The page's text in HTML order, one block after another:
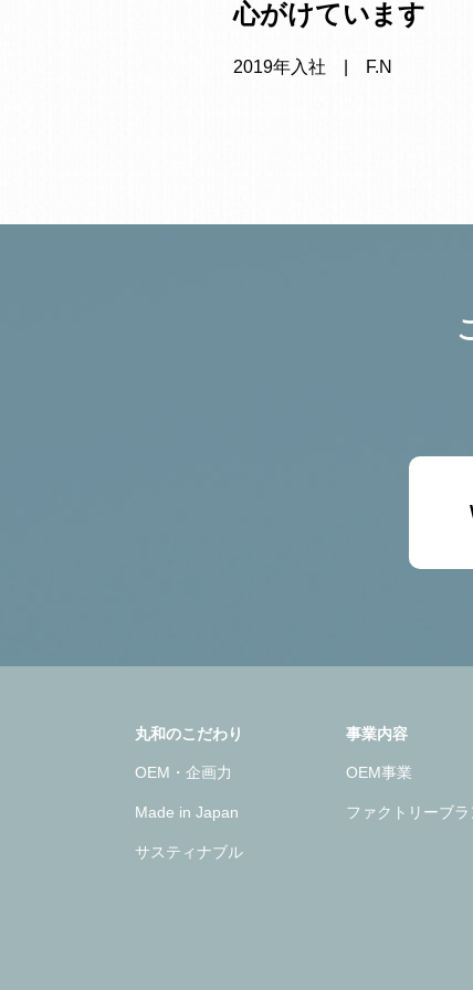
心がけています
2019年入社 | F.N
丸和のこだわり
OEM・企画力
Made in Japan
サスティナブル
事業内容
OEM事業
ファクトリーブ